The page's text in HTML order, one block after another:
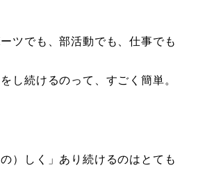
ツでも、部活動でも、仕事でも
し続けるのって、すごく簡単。
）しく」あり続けるのはとても